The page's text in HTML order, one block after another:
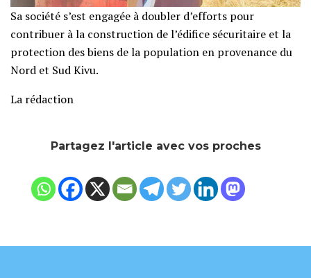
Sa société s’est engagée à doubler d’efforts pour
contribuer à la construction de l’édifice sécuritaire et la
protection des biens de la population en provenance du
Nord et Sud Kivu.
La rédaction
Partagez l'article avec vos proches